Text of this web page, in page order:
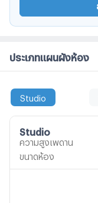
ประเภทแผนผังห้อง
Studio
Studio
ความสูงเพดาน
ขนาดห้อง